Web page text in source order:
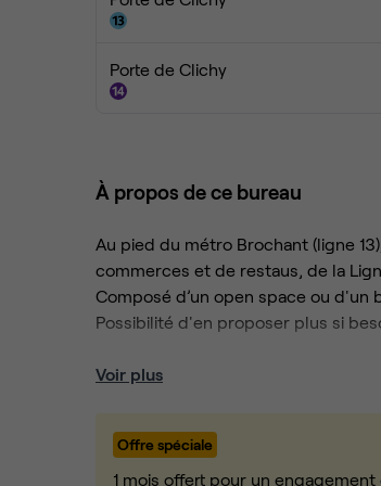
Porte de Clichy
À propos de ce bureau
Au pied du métro Brochant (ligne
commerces et de restaus, de la
Composé d’un open space ou
Possibilité d'en proposer plus si
Situé au 2e étage avec ascenseur
· Un badge d'accès individuel
· Le Wifi
Voir plus
Offre spéciale
1 mois offert pour un engagement